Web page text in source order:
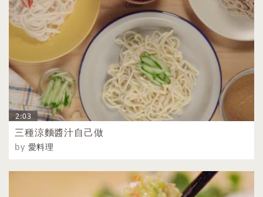
2:03
三種涼麵醬汁自己做
by 愛料理